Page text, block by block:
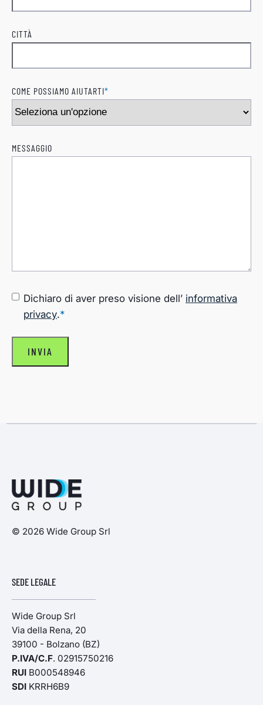
CITTÀ
COME POSSIAMO AIUTARTI*
MESSAGGIO
CONSENSO*
Dichiaro di aver preso visione dell’ informativa
privacy.*
© 2026 Wide Group Srl
SEDE LEGALE
Wide Group Srl
Via della Rena, 20
39100 - Bolzano (BZ)
P.IVA/C.F. 02915750216
RUI B000548946
SDI KRRH6B9